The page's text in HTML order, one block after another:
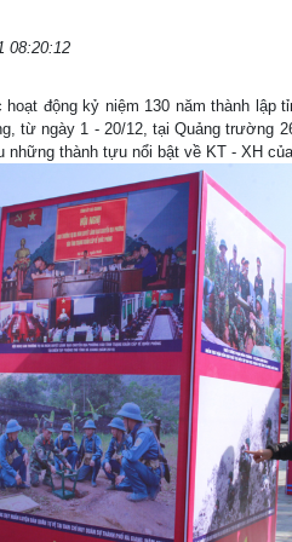
08:20:12
hoạt động kỷ niệm 130 năm thành lập
từ ngày 1 - 20/12, tại Quảng trường
những thành tựu nổi bật về KT - XH